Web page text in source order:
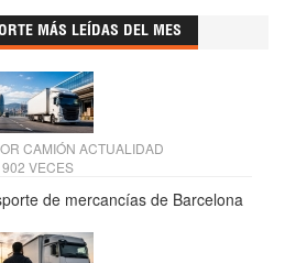
MÁS LEÍDAS DEL MES
CAMIÓN ACTUALIDAD
VECES
de mercancías de Barcelona